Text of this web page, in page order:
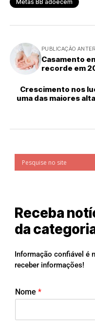
Metas BB adoecem
PUBLICAÇÃO
Casamento
recorde em
Crescimento nos
uma das maiores
Receba
da
Informação confiável é
receber informações!
Nome *